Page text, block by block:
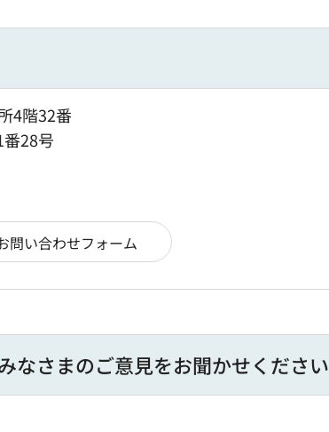
4階32番
28号
なさまのご意見をお聞かせください